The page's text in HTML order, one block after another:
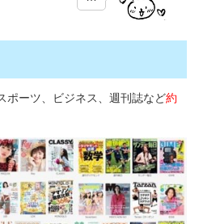
ポーツ、ビジネス、週刊誌など約